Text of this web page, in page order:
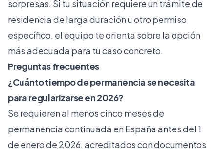
sorpresas. Si tu situación requiere un trámite de
residencia de larga duraciónu otro permiso
específico, el equipo te orienta sobre la opción
más adecuada para tu caso concreto.
Preguntas frecuentes
¿Cuánto tiempo de permanencia se necesita
para regularizarse en 2026?
Se requieren al menos cinco meses de
permanencia continuada en España antes del 1
de enero de 2026, acreditados con documentos